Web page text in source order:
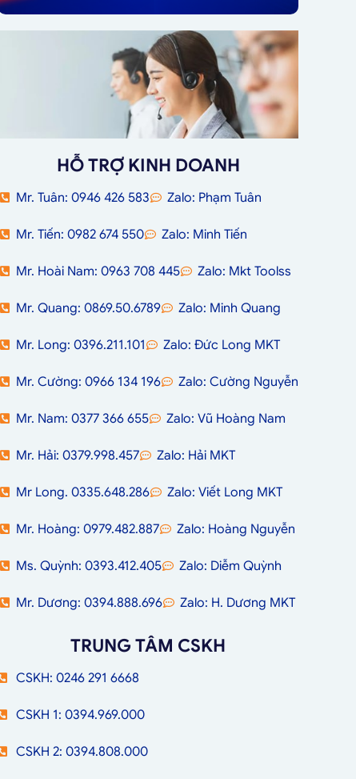
HỖ TRỢ KINH DOANH
Mr. Tuân: 0946 426 583 Zalo: Phạm Tuân
Mr. Tiến: 0982 674 550 Zalo: Minh Tiến
Mr. Hoài Nam: 0963 708 445 Zalo: Mkt Toolss
Mr. Quang: 0869.50.6789 Zalo: Minh Quang
Mr. Long: 0396.211.101 Zalo: Đức Long MKT
Mr. Cường: 0966 134 196 Zalo: Cường Nguyễn
Mr. Nam: 0377 366 655 Zalo: Vũ Hoàng Nam
Mr. Hải: 0379.998.457 Zalo: Hải MKT
Mr Long. 0335.648.286 Zalo: Viết Long MKT
Mr. Hoàng: 0979.482.887 Zalo: Hoàng Nguyễn
Ms. Quỳnh: 0393.412.405 Zalo: Diễm Quỳnh
Mr. Dương: 0394.888.696 Zalo: H. Dương MKT
TRUNG TÂM CSKH
CSKH: 0246 291 6668
CSKH 1: 0394.969.000
CSKH 2: 0394.808.000